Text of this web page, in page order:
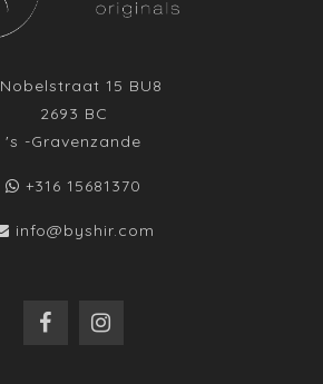
Nobelstraat 15 BU8
2693 BC
's -Gravenzande
+316 15681370
info@byshir.com